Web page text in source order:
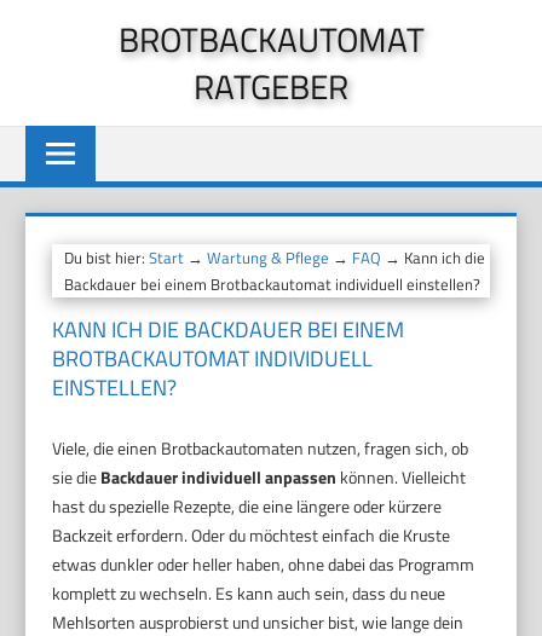
BROTBACKAUTOMAT
RATGEBER
Du bist hier:Start →Wartung & Pflege → FAQ → Kann ich die
Backdauer bei einem Brotbackautomat individuell einstellen?
KANN ICH DIE BACKDAUER BEI EINEM
BROTBACKAUTOMAT INDIVIDUELL
EINSTELLEN?
Viele, die einen Brotbackautomaten nutzen, fragen sich, ob
sie dieBackdauer individuell anpassen können. Vielleicht
hast du spezielle Rezepte, die eine längere oder kürzere
Backzeit erfordern. Oder du möchtest einfach die Kruste
etwas dunkler oder heller haben, ohne dabei das Programm
komplett zu wechseln. Es kann auch sein, dass du neue
Mehlsorten ausprobierst und unsicher bist, wie lange dein